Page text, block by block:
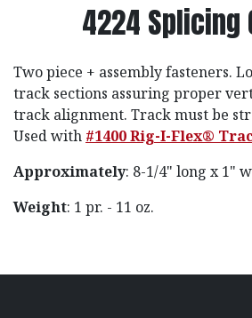
4224 Splicing
Two piece + assembly fasteners.
track sections assuring proper
track alignment. Track must be
Used with #1400 Rig-I-Flex®
Approximately: 8-1/4" long x 1"
Weight: 1 pr. - 11 oz.